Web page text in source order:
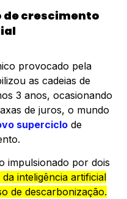
de crescimento
provocado pela
as cadeias de
3 anos, ocasionando
de juros, o mundo
superciclo de
impulsionado por dois
inteligência artificial
de descarbonização.